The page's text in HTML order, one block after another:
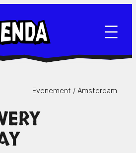
Evenement / Amsterdam